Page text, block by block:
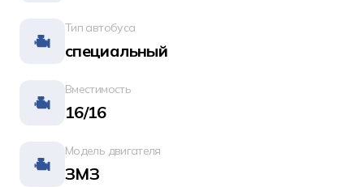
Тип автобуса
специальный
Вместимость
16/16
Модель двигателя
ЗМЗ